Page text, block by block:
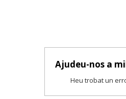
Ajudeu-nos a
Heu trobat un